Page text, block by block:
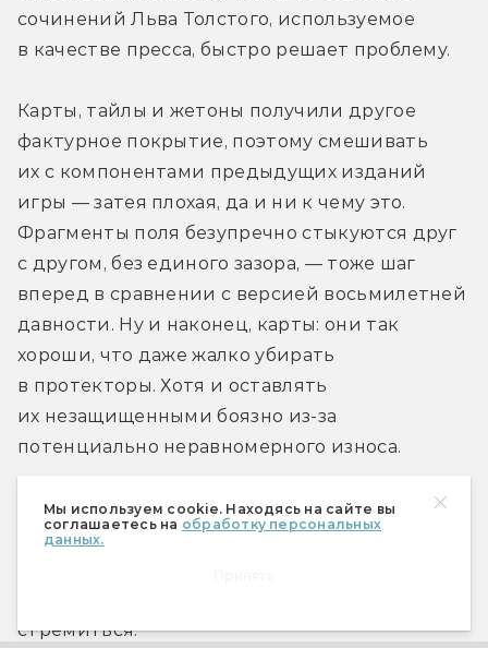
Мы используем cookie. Находясь на сайте вы
соглашаетесь на обработку персональных
данных.
сочинений Льва Толстого, используемое
в качестве пресса, быстро решает проблему.
Карты, тайлы и жетоны получили другое
фактурное покрытие, поэтому смешивать
их с компонентами предыдущих изданий
игры — затея плохая, да и ни к чему это.
Фрагменты поля безупречно стыкуются друг
с другом, без единого зазора, — тоже шаг
вперед в сравнении с версией восьмилетней
давности. Ну и наконец, карты: они так
хороши, что даже жалко убирать
в протекторы. Хотя и оставлять
их незащищенными боязно из-за
потенциально неравномерного износа.
Будь коробка поменьше, покрепче
и с удобным органайзером, можно было бы
стремиться.